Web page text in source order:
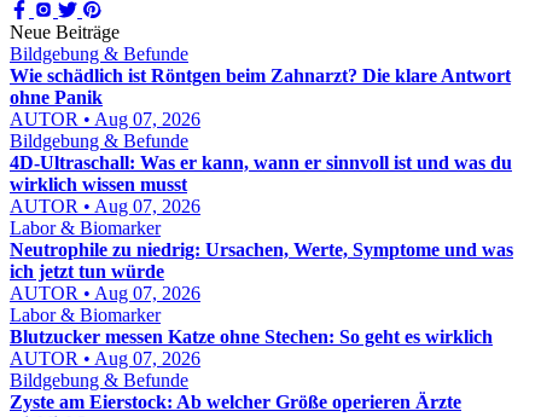
Neue Beiträge
Bildgebung & Befunde
Wie schädlich ist Röntgen beim Zahnarzt? Die klare Antwort
ohne Panik
AUTOR • Aug 07, 2026
Bildgebung & Befunde
4D-Ultraschall: Was er kann, wann er sinnvoll ist und was du
wirklich wissen musst
AUTOR • Aug 07, 2026
Labor & Biomarker
Neutrophile zu niedrig: Ursachen, Werte, Symptome und was
ich jetzt tun würde
AUTOR • Aug 07, 2026
Labor & Biomarker
Blutzucker messen Katze ohne Stechen: So geht es wirklich
AUTOR • Aug 07, 2026
Bildgebung & Befunde
Zyste am Eierstock: Ab welcher Größe operieren Ärzte